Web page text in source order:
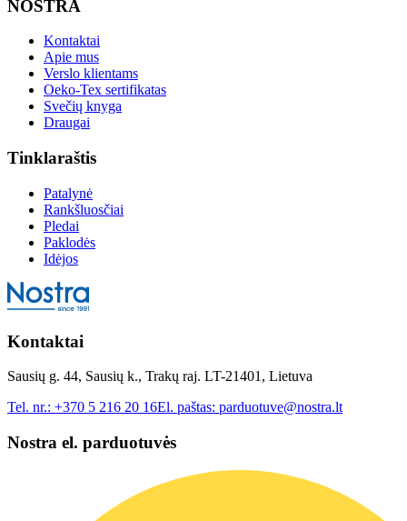
NOSTRA
Kontaktai
Apie mus
Verslo klientams
Oeko-Tex sertifikatas
Svečių knyga
Draugai
Tinklaraštis
Patalynė
Rankšluosčiai
Pledai
Paklodės
Idėjos
Kontaktai
Sausių g. 44, Sausių k., Trakų raj. LT-21401, Lietuva
Tel. nr.: +370 5 216 20 16El. paštas: parduotuve@nostra.lt
Nostra el. parduotuvės